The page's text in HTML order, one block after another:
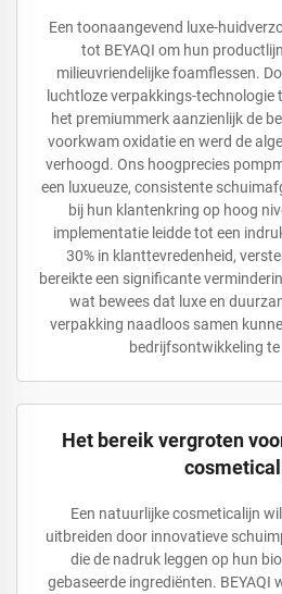
Een toonaangevend luxe-
tot BEYAQI om hun
milieuvriendelijke foamflessen.
luchtloze verpakkings-technologie
het premiummerk aanzienlijk de
voorkwam oxidatie en werd de
verhoogd. Ons hoogprecies
een luxueuze, consistente
bij hun klantenkring op hoog
implementatie leidde tot een
30% in klanttevredenheid,
bereikte een significante
wat bewees dat luxe en
verpakking naadloos samen
bedrijfsontwikkeling
Het bereik vergroten
Een natuurlijke cosmeticalijn
uitbreiden door innovatieve
die de nadruk leggen op hun
gebaseerde ingrediënten. BEYAQI